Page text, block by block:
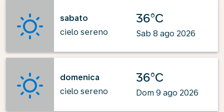
sabato
cielo sereno
36°C
Sab 8 ago 2026
domenica
cielo sereno
36°C
Dom 9 ago 2026